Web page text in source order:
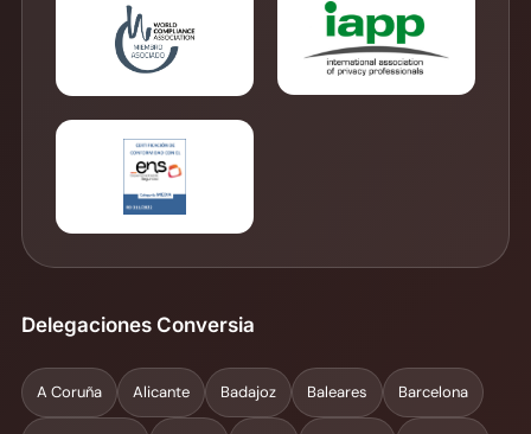
Delegaciones Conversia
A Coruña Alicante Badajoz Baleares Barcelona